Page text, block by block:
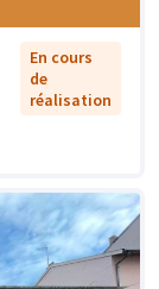
En cours
de
réalisation